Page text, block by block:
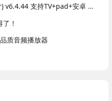
nova播放器(nova_video_player) v6.4.44 支持TV+pad+安卓 影视海报墙
！
质音频播放器